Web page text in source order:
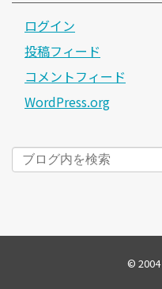
ログイン
投稿フィード
コメントフィード
WordPress.org
© 2004